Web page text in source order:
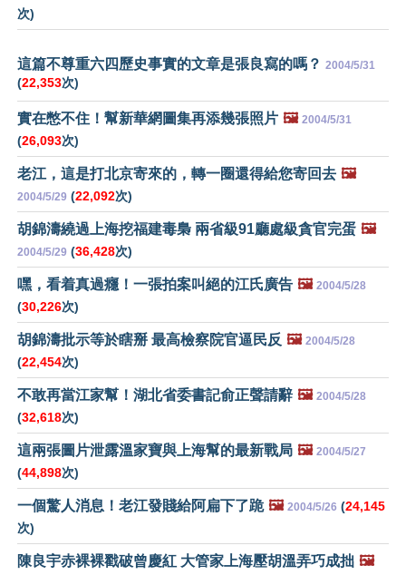
次)
這篇不尊重六四歷史事實的文章是張良寫的嗎？ 2004/5/31
(22,353次)
實在憋不住！幫新華網圖集再添幾張照片 🖼️ 2004/5/31
(26,093次)
老江，這是打北京寄來的，轉一圈還得給您寄回去 🖼️
2004/5/29 (22,092次)
胡錦濤繞過上海挖福建毒梟 兩省級91廳處級貪官完蛋 🖼️
2004/5/29 (36,428次)
嘿，看着真過癮！一張拍案叫絕的江氏廣告 🖼️ 2004/5/28
(30,226次)
胡錦濤批示等於瞎掰 最高檢察院官逼民反 🖼️ 2004/5/28
(22,454次)
不敢再當江家幫！湖北省委書記俞正聲請辭 🖼️ 2004/5/28
(32,618次)
這兩張圖片泄露溫家寶與上海幫的最新戰局 🖼️ 2004/5/27
(44,898次)
一個驚人消息！老江發賤給阿扁下了跪 🖼️ 2004/5/26 (24,145
次)
陳良宇赤裸裸戳破曾慶紅 大管家上海壓胡溫弄巧成拙 🖼️